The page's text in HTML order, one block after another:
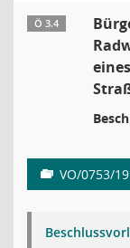
Ö 3.4
VO/0753/19